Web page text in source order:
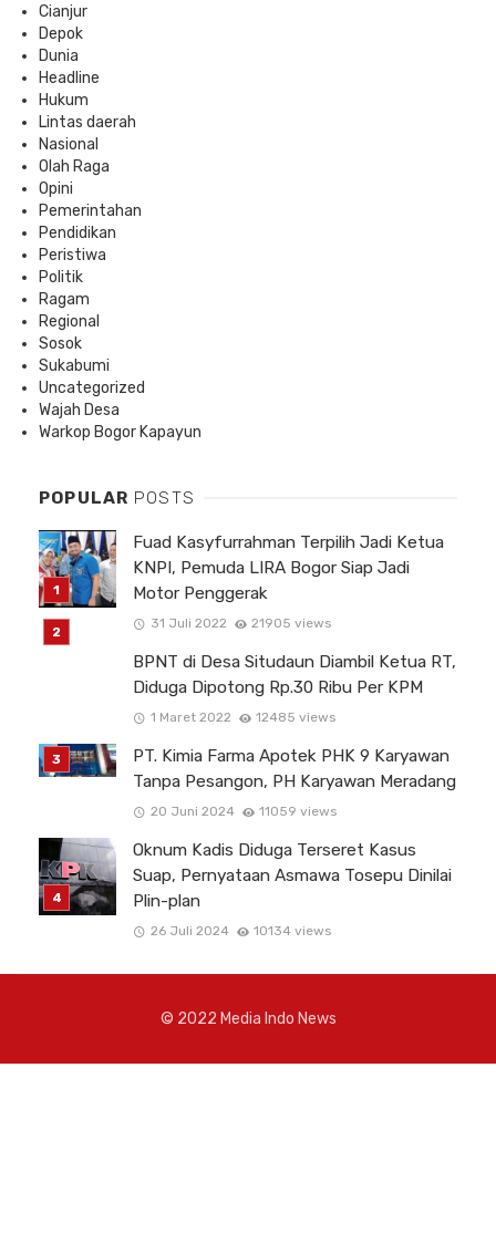
Cianjur
Depok
Dunia
Headline
Hukum
Lintas daerah
Nasional
Olah Raga
Opini
Pemerintahan
Pendidikan
Peristiwa
Politik
Ragam
Regional
Sosok
Sukabumi
Uncategorized
Wajah Desa
Warkop Bogor Kapayun
POPULAR POSTS
Fuad Kasyfurrahman Terpilih Jadi Ketua
KNPI, Pemuda LIRA Bogor Siap Jadi
Motor Penggerak
31 Juli 2022 21905 views
BPNT di Desa Situdaun Diambil Ketua RT,
Diduga Dipotong Rp.30 Ribu Per KPM
1 Maret 2022 12485 views
PT. Kimia Farma Apotek PHK 9 Karyawan
Tanpa Pesangon, PH Karyawan Meradang
20 Juni 2024 11059 views
Oknum Kadis Diduga Terseret Kasus
Suap, Pernyataan Asmawa Tosepu Dinilai
Plin-plan
26 Juli 2024 10134 views
© 2022 Media Indo News